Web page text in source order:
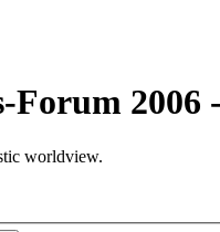
Forum
worldview.